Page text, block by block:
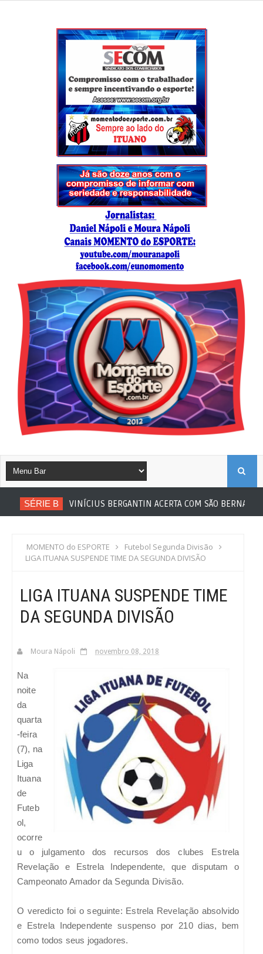
SÉRIE B VINÍCIUS BERGANTIN ACERTA COM SÃO BERNARDO
MOMENTO do ESPORTE
Futebol Segunda Divisão
LIGA ITUANA SUSPENDE TIME DA SEGUNDA DIVISÃO
LIGA ITUANA SUSPENDE TIME
DA SEGUNDA DIVISÃO
Moura Nápoli novembro 08, 2018
Na
noite
da
quarta
-feira
(7), na
Liga
Ituana
de
Futeb
ol,
ocorre
u o julgamento dos recursos dos clubes Estrela
Revelação e Estrela Independente, que disputam o
Campeonato Amador da Segunda Divisão.
O veredicto foi o seguinte: Estrela Revelação absolvido
e Estrela Independente suspenso por 210 dias, bem
como todos seus jogadores.